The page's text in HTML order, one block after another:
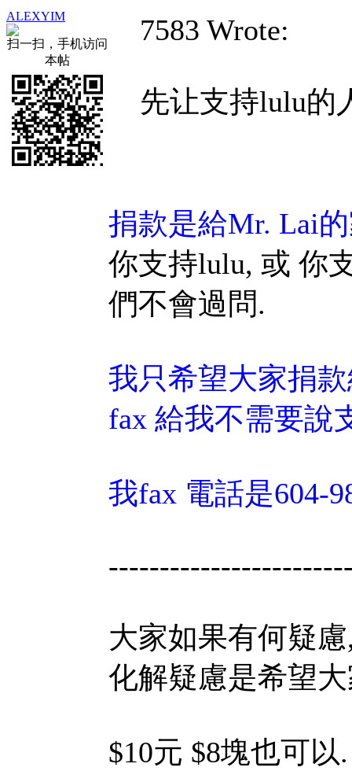
ALEXYIM
扫一扫，手机访问
本帖
7583 Wrote:
先让支持lulu的
捐款是給Mr. Lai
你支持lulu, 或 你
們不會過問.
我只希望大家捐
fax 給我不需要說
我fax 電話是604-
大家如果有何疑
化解疑慮是希望
$10元 $8塊也可